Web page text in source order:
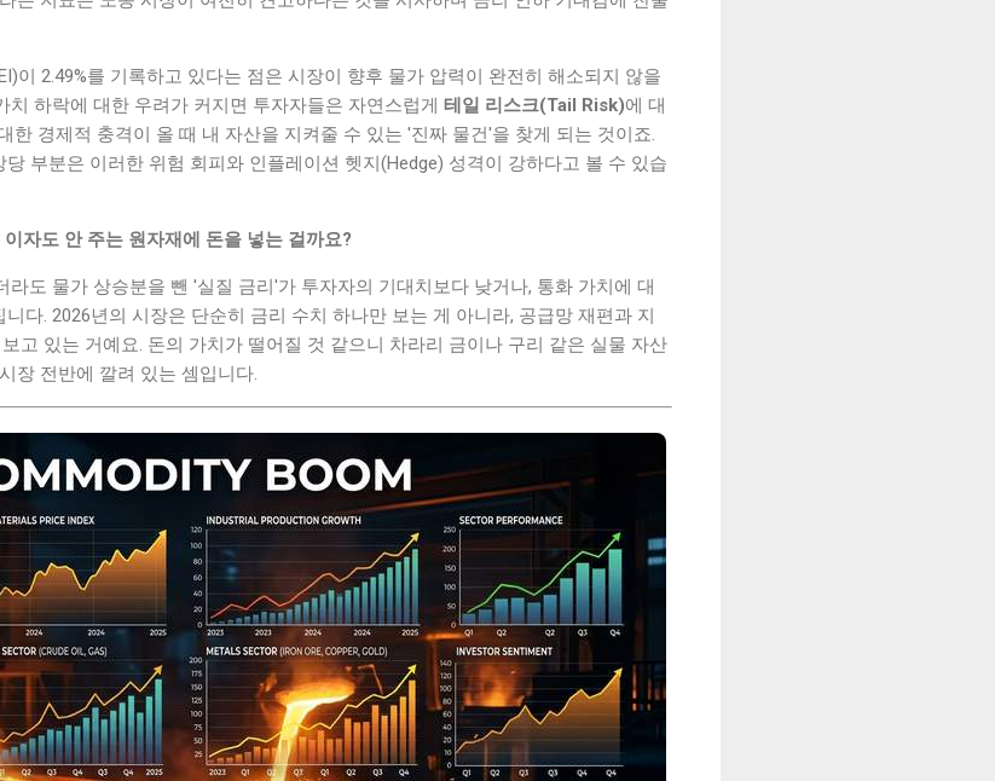
이 2.49%를 기록하고 있다는 점은 시장이 향후 물가 압력이 완전히 해소되지 않을
치 하락에 대한 우려가 커지면 투자자들은 자연스럽게 테일 리스크(Tail Risk)에 대
한 경제적 충격이 올 때 내 자산을 지켜줄 수 있는 '진짜 물건'을 찾게 되는 것이죠.
부분은 이러한 위험 회피와 인플레이션 헷지(Hedge) 성격이 강하다고 볼 수 있습
자도 안 주는 원자재에 돈을 넣는 걸까요?
라도 물가 상승분을 뺀 '실질 금리'가 투자자의 기대치보다 낮거나, 통화 가치에 대
다. 2026년의 시장은 단순히 금리 수치 하나만 보는 게 아니라, 공급망 재편과 지
고 있는 거예요. 돈의 가치가 떨어질 것 같으니 차라리 금이나 구리 같은 실물 자산
장 전반에 깔려 있는 셈입니다.